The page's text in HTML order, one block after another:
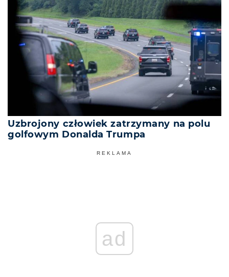
Uzbrojony człowiek zatrzymany na polu
golfowym Donalda Trumpa
REKLAMA
ad